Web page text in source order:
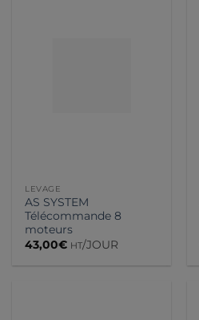
LEVAGE
AS SYSTEM
Télécommande 8
moteurs
43,00€ HT/JOUR